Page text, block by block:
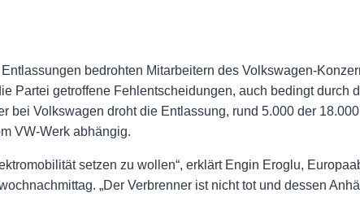
bedrohten Mitarbeitern des Volkswagen-
Partei getroffene Fehlentscheidungen, auch bedingt durch
bei Volkswagen droht die Entlassung, rund 5.000 der
VW-Werk abhängig.
setzen zu wollen“, erklärt Engin Eroglu,
„Der Verbrenner ist nicht tot und dessen